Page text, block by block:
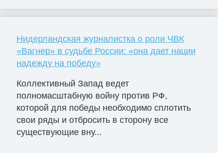
Нидерландская журналистка о роли ЧВК
«Вагнер» в судьбе России: «она дает нации
надежду на победу»
Коллективный Запад ведет
полномасштабную войну против РФ,
которой для победы необходимо сплотить
свои ряды и отбросить в сторону все
существующие вну...